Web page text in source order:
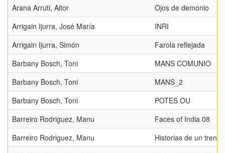
Arana Arruti, Aitor
Ojos de demonio
Arrigain Ijurra, José María
INRI
Arrigain Ijurra, Simón
Farola reflejada
Barbany Bosch, Toni
MANS COMUNIO
Barbany Bosch, Toni
MANS_2
Barbany Bosch, Toni
POTES OU
Barreiro Rodriguez, Manu
Faces of India 08
Barreiro Rodriguez, Manu
Historias de un tren